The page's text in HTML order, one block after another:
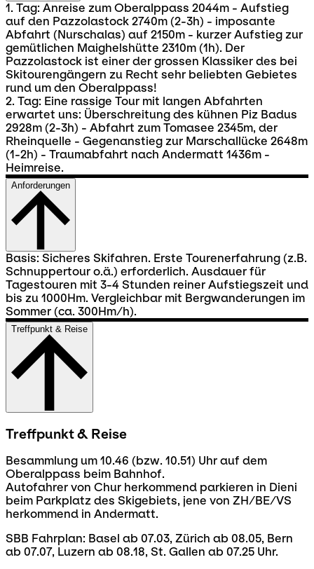
1. Tag: Anreise zum Oberalppass 2044m - Aufstieg
auf den Pazzolastock 2740m (2-3h) - imposante
Abfahrt (Nurschalas) auf 2150m - kurzer Aufstieg zur
gemütlichen Maighelshütte 2310m (1h). Der
Pazzolastock ist einer der grossen Klassiker des bei
Skitourengängern zu Recht sehr beliebten Gebietes
rund um den Oberalppass!
2. Tag: Eine rassige Tour mit langen Abfahrten
erwartet uns: Überschreitung des kühnen Piz Badus
2928m (2-3h) - Abfahrt zum Tomasee 2345m, der
Rheinquelle - Gegenanstieg zur Marschallücke 2648m
(1-2h) - Traumabfahrt nach Andermatt 1436m -
Heimreise.
Anforderungen
Basis: Sicheres Skifahren. Erste Tourenerfahrung (z.B.
Schnuppertour o.ä.) erforderlich. Ausdauer für
Tagestouren mit 3-4 Stunden reiner Aufstiegszeit und
bis zu 1000Hm. Vergleichbar mit Bergwanderungen im
Sommer (ca. 300Hm/h).
Treffpunkt & Reise
Treffpunkt & Reise
Besammlung um 10.46 (bzw. 10.51) Uhr auf dem
Oberalppass beim Bahnhof.
Autofahrer von Chur herkommend parkieren in Dieni
beim Parkplatz des Skigebiets, jene von ZH/BE/VS
herkommend in Andermatt.
SBB Fahrplan: Basel ab 07.03, Zürich ab 08.05, Bern
ab 07.07, Luzern ab 08.18, St. Gallen ab 07.25 Uhr.